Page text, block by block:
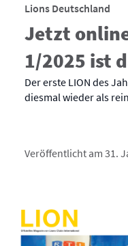
Lions Deutschland
Jetzt
1/2025 ist
Der erste LION des
diesmal wieder als
Veröffentlicht am 31.